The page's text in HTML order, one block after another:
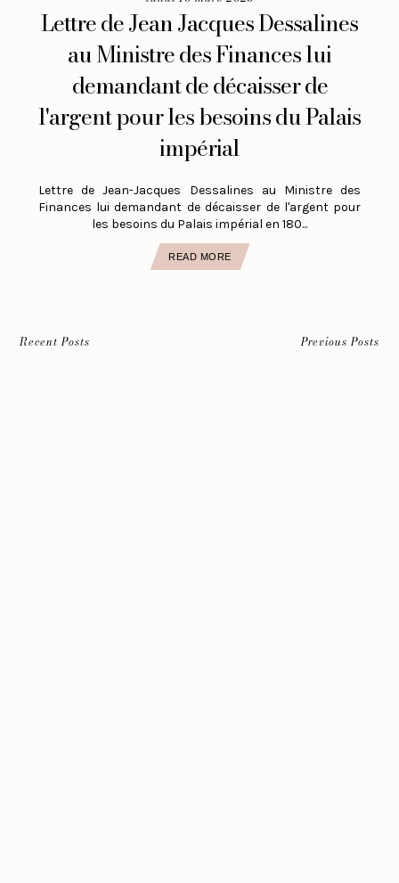
Lettre de Jean Jacques Dessalines
au Ministre des Finances lui
demandant de décaisser de
l'argent pour les besoins du Palais
impérial
Lettre de Jean-Jacques Dessalines au Ministre des
Finances lui demandant de décaisser de l'argent pour
les besoins du Palais impérial en 180...
READ MORE
Recent Posts Previous Posts